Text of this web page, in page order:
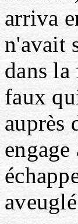
arriva
n'avait
dans
faux
auprès